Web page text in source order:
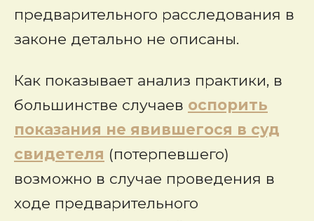
предварительного расследования в
законе детально не описаны.
Как показывает анализ практики, в
большинстве случаев оспорить
показания не явившегося в суд
свидетеля (потерпевшего)
возможно в случае проведения в
ходе предварительного